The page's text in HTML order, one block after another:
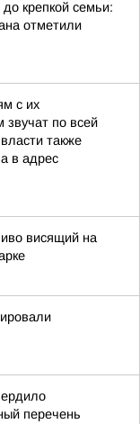
крепкой семьи:
отметили
с их
по всей
также
в адрес
висящий на
перечень